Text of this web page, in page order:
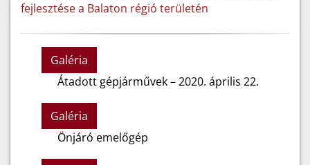
fejlesztése a Balaton régió területén
Galéria
Átadott gépjárművek – 2020. április 22.
Galéria
Önjáró emelőgép